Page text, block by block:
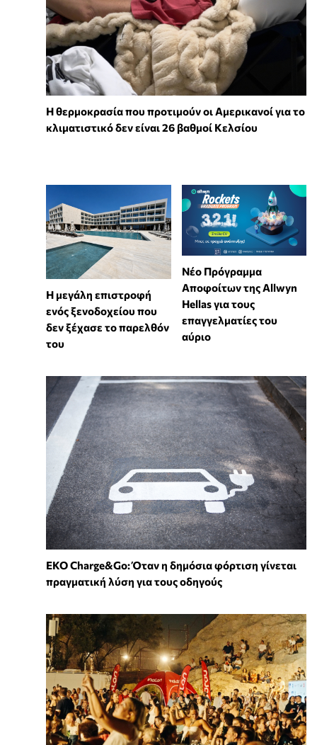
Η θερμοκρασία που προτιμούν οι Αμερικανοί για το
κλιματιστικό δεν είναι 26 βαθμοί Κελσίου
Η μεγάλη επιστροφή
ενός ξενοδοχείου που
δεν ξέχασε το παρελθόν
του
Νέο Πρόγραμμα
Αποφοίτων της Allwyn
Hellas για τους
επαγγελματίες του
αύριο
EKO Charge&Go: Όταν η δημόσια φόρτιση γίνεται
πραγματική λύση για τους οδηγούς